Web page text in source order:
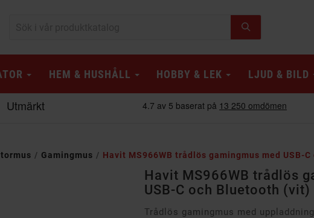
HEM & HUSHÅLL HOBBY & LEK LJUD & BILD
Gamingmus Havit MS966WB trådlös gamingmus med USB-
Havit MS966WB trådlös
USB-C och Bluetooth (vit)
Trådlös gamingmus med